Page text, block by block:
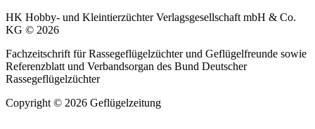
HK Hobby- und Kleintierzüchter Verlagsgesellschaft mbH & Co.
KG © 2026
Fachzeitschrift für Rassegeflügelzüchter und Geflügelfreunde sowie
Referenzblatt und Verbandsorgan des Bund Deutscher
Rassegeflügelzüchter
Copyright © 2026 Geflügelzeitung